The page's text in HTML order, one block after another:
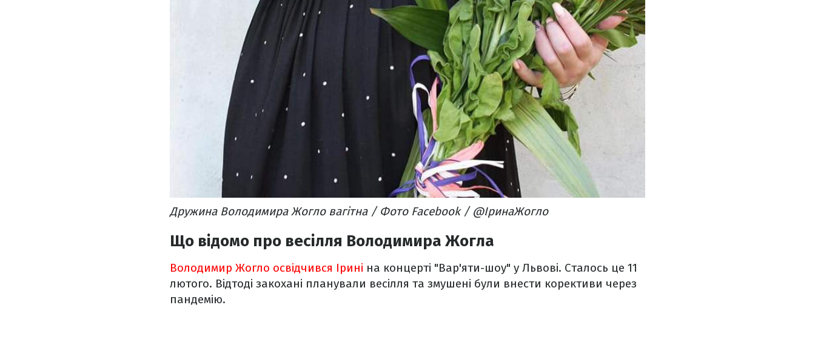
Дружина Володимира Жогло вагітна / Фото Facebook / @ІринаЖогло
Що відомо про весілля Володимира Жогла
Володимир Жогло освідчився Ірині на концерті "Вар'яти-шоу" у Львові. Сталось це 11
лютого. Відтоді закохані планували весілля та змушені були внести корективи через
пандемію.